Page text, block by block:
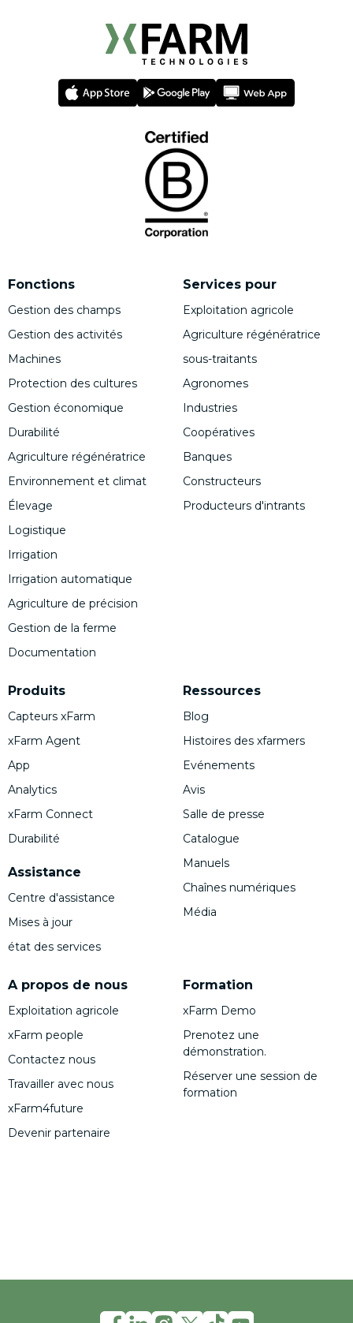
Fonctions
Gestion des champs
Gestion des activités
Machines
Protection des cultures
Gestion économique
Durabilité
Agriculture régénératrice
Environnement et climat
Élevage
Logistique
Irrigation
Irrigation automatique
Agriculture de précision
Gestion de la ferme
Documentation
Produits
Capteurs xFarm
xFarm Agent
App
Analytics
xFarm Connect
Durabilité
Assistance
Centre d'assistance
Mises à jour
état des services
Services pour
Exploitation agricole
Agriculture régénératrice
sous-traitants
Agronomes
Industries
Coopératives
Banques
Constructeurs
Producteurs d'intrants
A propos de nous
Exploitation agricole
xFarm people
Contactez nous
Travailler avec nous
xFarm4future
Devenir partenaire
Ressources
Blog
Histoires des xfarmers
Evénements
Avis
Salle de presse
Catalogue
Manuels
Chaînes numériques
Média
Formation
xFarm Demo
Prenotez une
démonstration.
Réserver une session de
formation